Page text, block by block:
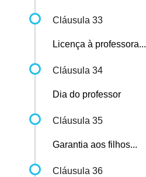
Cláusula 33
Licença à professora...
Cláusula 34
Dia do professor
Cláusula 35
Garantia aos filhos...
Cláusula 36